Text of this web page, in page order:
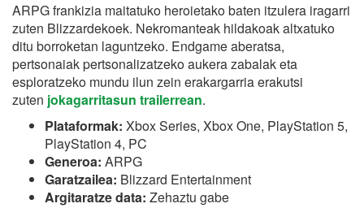
ARPG frankizia maitatuko heroietako baten itzulera iragarri
zuten Blizzardekoek. Nekromanteak hildakoak altxatuko
ditu borroketan laguntzeko. Endgame aberatsa,
pertsonaiak pertsonalizatzeko aukera zabalak eta
esploratzeko mundu ilun zein erakargarria erakutsi
zuten jokagarritasun trailerrean.
Plataformak: Xbox Series, Xbox One, PlayStation 5,
PlayStation 4, PC
Generoa: ARPG
Garatzailea: Blizzard Entertainment
Argitaratze data: Zehaztu gabe